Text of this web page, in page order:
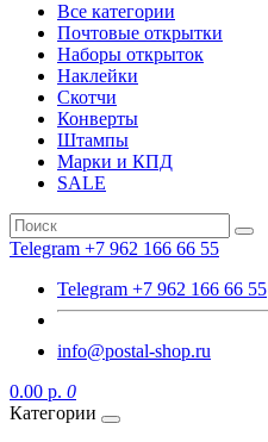
Все категории
Почтовые открытки
Наборы открыток
Наклейки
Скотчи
Конверты
Штампы
Марки и КПД
SALE
Telegram +7 962 166 66 55
Telegram +7 962 166 66 55
info@postal-shop.ru
0.00 р. 0
Категории